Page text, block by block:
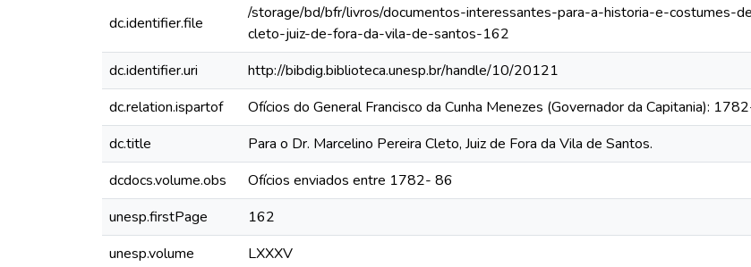
dc.identifier.file
/storage/bd/bfr/livros/documentos-interessantes-para-a-historia-e-costumes-
cleto-juiz-de-fora-da-vila-de-santos-162
dc.identifier.uri
http://bibdig.biblioteca.unesp.br/handle/10/20121
dc.relation.ispartof
Ofícios do General Francisco da Cunha Menezes (Governador da Capitania):
dc.title
Para o Dr. Marcelino Pereira Cleto, Juiz de Fora da Vila de Santos.
dcdocs.volume.obs
Ofícios enviados entre 1782- 86
unesp.firstPage
162
unesp.volume
LXXXV